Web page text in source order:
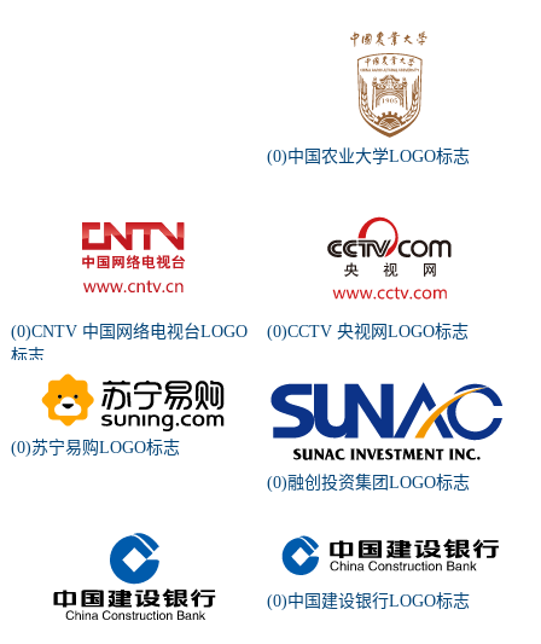
(0)中国农业大学LOGO标志
(0)CNTV 中国网络电视台LOGO
标志
(0)CCTV 央视网LOGO标志
(0)苏宁易购LOGO标志
(0)融创投资集团LOGO标志
(0)中国建设银行LOGO标志